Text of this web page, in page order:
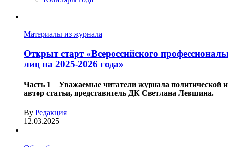
Материалы из журнала
Открыт старт «Всероссийского
лиц на 2025-2026 года»
Часть 1 Уважаемые читатели журнала политической
автор статьи, представитель ДК Светлана
By Редакция
12.03.2025